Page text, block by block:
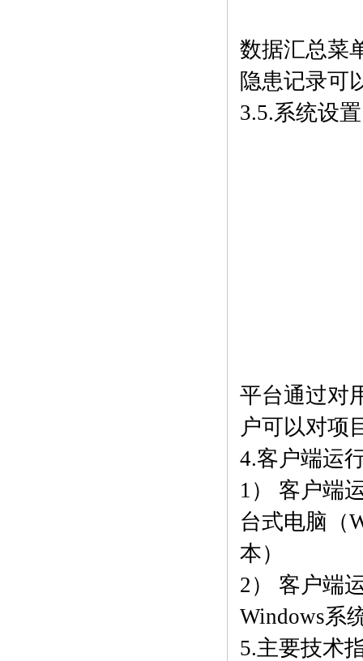
数据汇总菜
隐患记录可
3.5.系统设置
平台通过对
户可以对项
4.客户端运
1） 客户端
台式电脑（
本）
2） 客户端
Windows系
5.主要技术